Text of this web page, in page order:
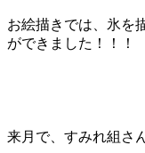
お絵描きでは、氷を
ができました！！！
来月で、すみれ組さ